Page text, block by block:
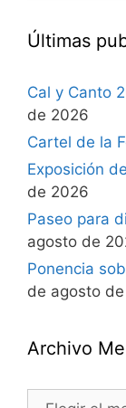
Últimas
Cal y Canto
de 2026
Cartel de la
Exposición
de 2026
Paseo para
agosto de
Ponencia
de agosto
Archivo